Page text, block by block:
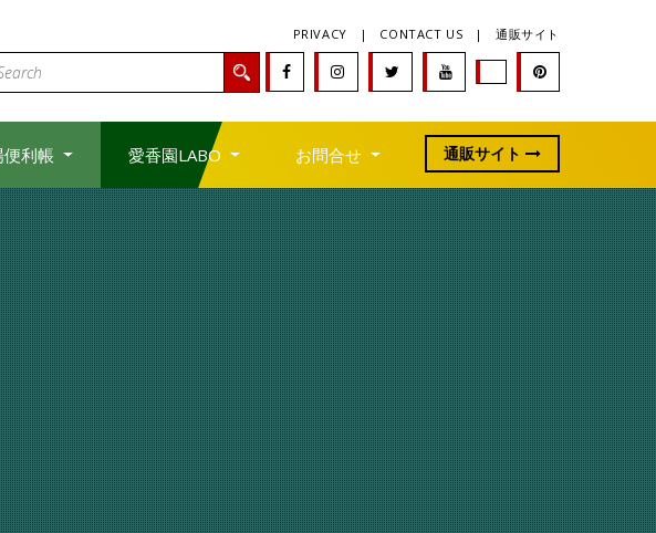
PRIVACY | CONTACT US | 通販サイト
便利帳 愛香園LABO お問合せ 通販サイト